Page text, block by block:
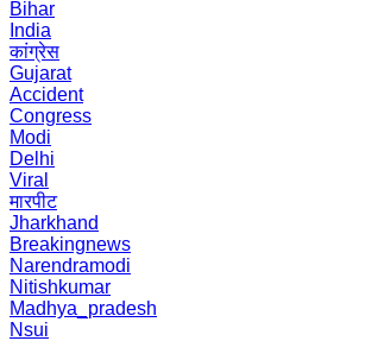
Bihar
India
कांग्रेस
Gujarat
Accident
Congress
Modi
Delhi
Viral
मारपीट
Jharkhand
Breakingnews
Narendramodi
Nitishkumar
Madhya_pradesh
Nsui